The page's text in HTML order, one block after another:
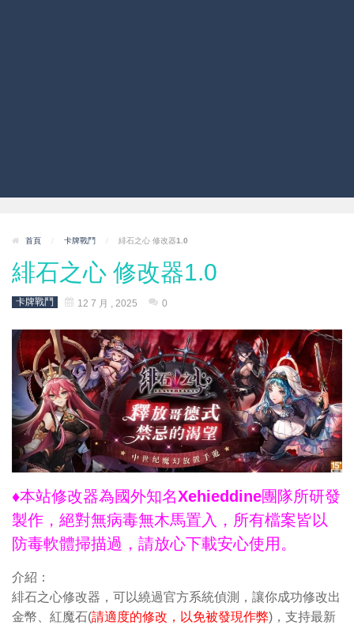
首頁 / 卡牌戰鬥 / 緋石之心 修改器1.0
緋石之心 修改器1.0
卡牌戰鬥 12 7 月 , 2025 0
♦本站修改器為國外知名Xehieddine團隊所研發
製作，絕對無病毒無木馬置入，所有檔案皆以
防毒軟體掃描過，請放心下載安心使用。
介紹：
緋石之心修改器，可以繞過官方系統偵測，讓你成功修改出
金幣、紅魔石(請適度的修改，以免被發現作弊)，支持最新